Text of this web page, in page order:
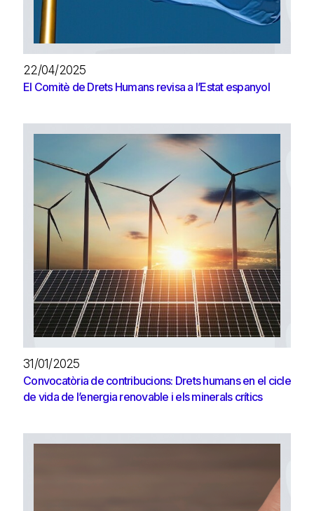
22/04/2025
El Comitè de Drets Humans revisa a l’Estat espanyol
31/01/2025
Convocatòria de contribucions: Drets humans en el cicle
de vida de l’energia renovable i els minerals crítics